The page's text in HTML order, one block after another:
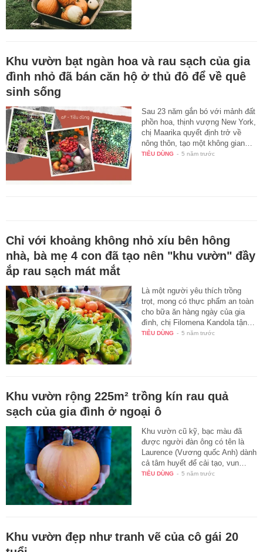
Khu vườn bạt ngàn hoa và rau sạch của gia
đình nhỏ đã bán căn hộ ở thủ đô để về quê
sinh sống
Sau 23 năm gắn bó với mảnh đất
phồn hoa, thịnh vượng New York,
chị Maarika quyết định trở về
nông thôn, tạo một không gian…
TIÊU DÙNG - 5 năm trước
Chỉ với khoảng không nhỏ xíu bên hông
nhà, bà mẹ 4 con đã tạo nên "khu vườn" đầy
ắp rau sạch mát mắt
Là một người yêu thích trồng
trọt, mong có thực phẩm an toàn
cho bữa ăn hàng ngày của gia
đình, chị Filomena Kandola tận…
TIÊU DÙNG - 5 năm trước
Khu vườn rộng 225m² trồng kín rau quả
sạch của gia đình ở ngoại ô
Khu vườn cũ kỹ, bạc màu đã
được người đàn ông có tên là
Laurence (Vương quốc Anh) dành
cả tâm huyết để cải tạo, vun…
TIÊU DÙNG - 5 năm trước
Khu vườn đẹp như tranh vẽ của cô gái 20